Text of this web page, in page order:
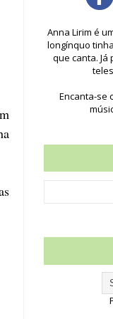
Anna Lirim é
longínquo
que canta.
Encanta-se